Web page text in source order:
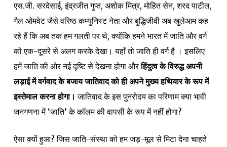
एस.जी. सरदेसाई, इंद्रजीत गुप्त, अशोक मित्र, मोहित सेन, शरद पाटील,
गैल ओमवेट जैसे वरिष्ठ कम्युनिस्ट नेता और बुद्धिजीवी अब खुलेआम कह
रहे हैं कि अब तक हम गलती पर थे, क्योंकि हमने भारत में जाति और वर्ग
को एक-दूसरे से अलग करके देखा। यहाँ तो जाति ही वर्ग है । इसलिए
हमें जाति की ओर नई दृष्टि से देखना होगा औरहिंदुत्व के विरुद्ध अपनी
लड़ाई में वर्गवाद के बजाय जातिवाद को ही अपने मुख्य हथियार के रूप में
इस्तेमाल करना होगा। जातिवाद के इस पुनरोदय का परिणाम क्या भावी
जनगणना में ‘जाति’ के कॉलम की वापसी के रूप में नहीं होगा?
ऐसा क्यों हुआ? जिस जाति-संस्था को हम जड़-मूल से मिटा देना चाहते